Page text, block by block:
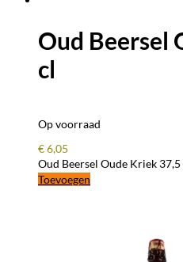
Oud Beersel
cl
Op voorraad
€6,05
Oud Beersel Oude Kriek 37,5
Toevoegen